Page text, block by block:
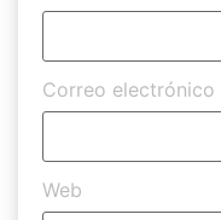
Correo electrónico
Web